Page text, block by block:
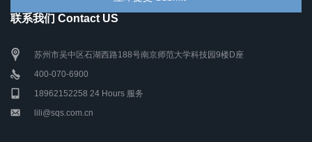
联系我们 Contact US
苏州市吴中区石湖西路188号南京师范大学科技园9楼D座
400-070-6900
18962152258 24 Hours 服务
lili@sqs.com.cn